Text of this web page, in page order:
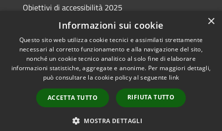
Obiettivi di accessibilità 2025
Meccanismo di feedback
RSS
Accessibilità
Copyright © 2026 • Comune di
Municipium•
Accesso
redazione
×
Informazioni sui cookie
Questo sito web utilizza cookie tecnici e assimilati strettamente
necessari al corretto funzionamento e alla navigazione del sito,
nonché un cookie tecnico analitico al solo fine di elaborare
informazioni statistiche, aggregate e anonime. Per maggiori dettagli,
può consultare la cookie policy al seguente link
ACCETTA TUTTO RIFIUTA TUTTO
MOSTRA DETTAGLI